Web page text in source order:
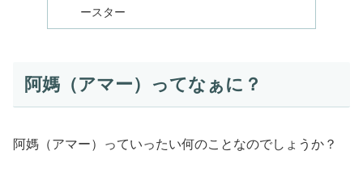
ースター
阿媽（アマー）ってなぁに？
阿媽（アマー）っていったい何のことなのでしょうか？